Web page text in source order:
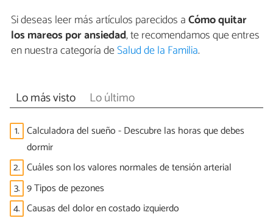
Si deseas leer más artículos parecidos aCómo quitar
los mareos por ansiedad, te recomendamos que entres
en nuestra categoría deSalud de la Familia.
Lo más visto Lo último
1. Calculadora del sueño - Descubre las horas que debes
dormir
2. Cuáles son los valores normales de tensión arterial
3. 9 Tipos de pezones
4. Causas del dolor en costado izquierdo